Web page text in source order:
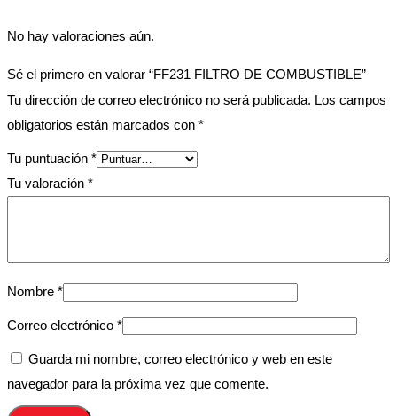
No hay valoraciones aún.
Sé el primero en valorar “FF231 FILTRO DE COMBUSTIBLE”
Tu dirección de correo electrónico no será publicada. Los campos
obligatorios están marcados con *
Tu puntuación *
Tu valoración *
Nombre *
Correo electrónico *
Guarda mi nombre, correo electrónico y web en este
navegador para la próxima vez que comente.